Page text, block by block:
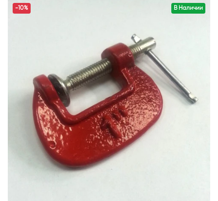
В Наличии
-10%